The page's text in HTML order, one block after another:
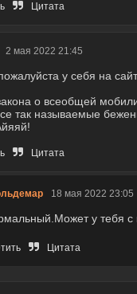
Цитата
2 мая 2022 21:45
у себя на
о всеобщей
так называемые
Цитата
18 мая 2022 23:05
у тебя с
Цитата